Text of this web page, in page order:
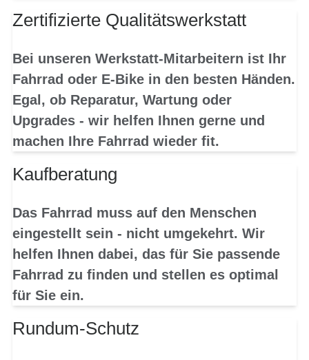
Zertifizierte Qualitätswerkstatt
Bei unseren Werkstatt-Mitarbeitern ist Ihr
Fahrrad oder E-Bike in den besten Händen.
Egal, ob Reparatur, Wartung oder
Upgrades - wir helfen Ihnen gerne und
machen Ihre Fahrrad wieder fit.
Kaufberatung
Das Fahrrad muss auf den Menschen
eingestellt sein - nicht umgekehrt. Wir
helfen Ihnen dabei, das für Sie passende
Fahrrad zu finden und stellen es optimal
für Sie ein.
Rundum-Schutz